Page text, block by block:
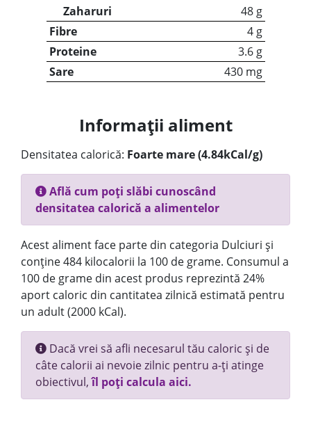
Zaharuri
48 g
Fibre
4 g
Proteine
3.6 g
Sare
430 mg
Informații aliment
Densitatea calorică: Foarte mare (4.84kCal/g)
Află cum poți slăbi cunoscând
densitatea calorică a alimentelor
Acest aliment face parte din categoria Dulciuri și
conține 484 kilocalorii la 100 de grame. Consumul a
100 de grame din acest produs reprezintă 24%
aport caloric din cantitatea zilnică estimată pentru
un adult (2000 kCal).
Dacă vrei să afli necesarul tău caloric și de
câte calorii ai nevoie zilnic pentru a-ți atinge
obiectivul,îl poți calcula aici.